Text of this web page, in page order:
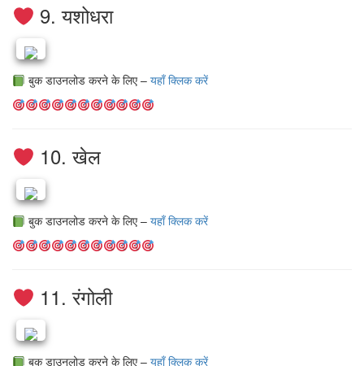
9. यशोधरा
बुक डाउनलोड करने के लिए – यहाँ क्लिक करें
10. खेल
बुक डाउनलोड करने के लिए – यहाँ क्लिक करें
11. रंगोली
बुक डाउनलोड करने के लिए – यहाँ क्लिक करें